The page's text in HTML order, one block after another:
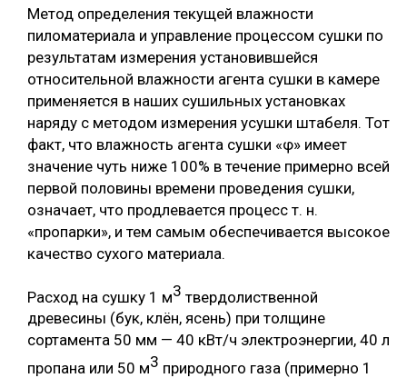
Метод определения текущей влажности
пиломатериала и управление процессом сушки по
результатам измерения установившейся
относительной влажности агента сушки в камере
применяется в наших сушильных установках
наряду с методом измерения усушки штабеля. Тот
факт, что влажность агента сушки «φ» имеет
значение чуть ниже 100% в течение примерно всей
первой половины времени проведения сушки,
означает, что продлевается процесс т. н.
«пропарки», и тем самым обеспечивается высокое
качество сухого материала.
Расход на сушку 1 м3 твердолиственной
древесины (бук, клён, ясень) при толщине
сортамента 50 мм — 40 кВт/ч электроэнергии, 40 л
пропана или 50 м3 природного газа (примерно 1